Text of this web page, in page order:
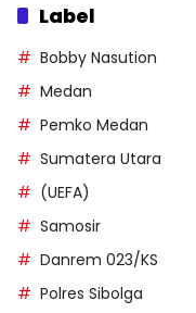
Label
Bobby Nasution
Medan
Pemko Medan
Sumatera Utara
(UEFA)
Samosir
Danrem 023/KS
Polres Sibolga